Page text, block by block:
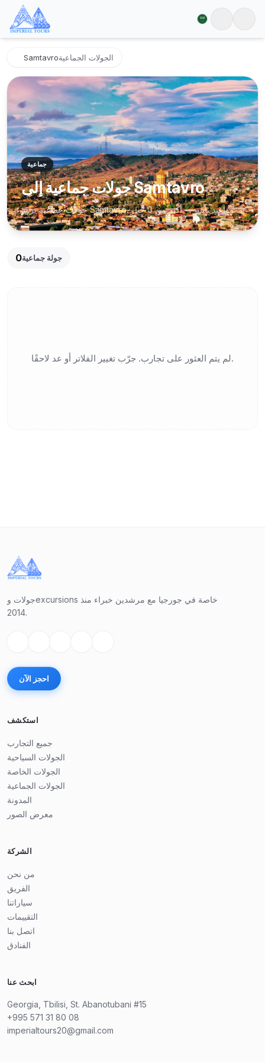
Samtavroالجولات الجماعية
جماعية
جولات جماعية إلى Samtavro
جولات جماعية تزور Samtavro. مواعيد ثابتة — أكثر من 0 خيار.
0جولة جماعية
لم يتم العثور على تجارب. جرّب تغيير الفلاتر أو عد لاحقًا.
جولات وexcursions خاصة في جورجيا مع مرشدين خبراء منذ
2014.
احجز الآن
استكشف
جميع التجارب
الجولات السياحية
الجولات الخاصة
الجولات الجماعية
المدونة
معرض الصور
الشركة
من نحن
الفريق
سياراتنا
التقييمات
اتصل بنا
الفنادق
ابحث عنا
Georgia, Tbilisi, St. Abanotubani #15
+995 571 31 80 08
imperialtours20@gmail.com